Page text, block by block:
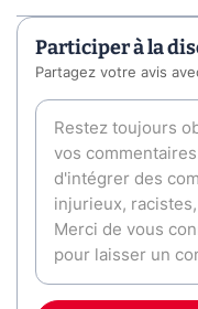
Participer à la
Partagez votre avis